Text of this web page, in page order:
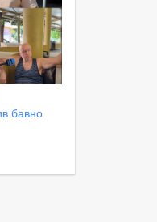
бавно